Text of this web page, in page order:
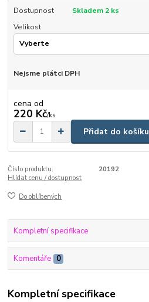
Dostupnost
Skladem 2 ks
Velikost
Nejsme plátci DPH
cena od
220 Kč/ks
Přidat do košíku
Číslo produktu:
20192
Hlídat cenu / dostupnost
Do oblíbených
Kompletní specifikace
Komentáře 0
Kompletní specifikace